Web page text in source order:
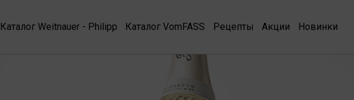
Каталог Weitnauer - Philipp Каталог VomFASS Рецепты Акции Новинки